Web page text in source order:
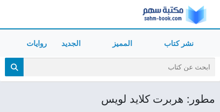
نشر كتاب المميز الجديد روايات
مطور: هربرت كلايد لويس